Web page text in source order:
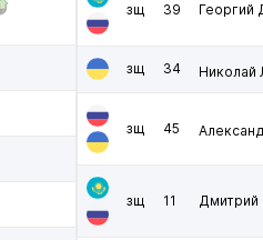
зщ 39 Георгий
зщ 34 Николай
зщ 45
зщ 11 Дмитрий